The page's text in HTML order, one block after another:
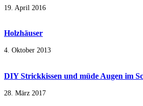
19. April 2016
Holzhäuser
4. Oktober 2013
DIY Strickkissen und müde Augen im
28. März 2017